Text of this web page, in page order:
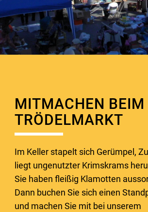
MITMACHEN BEIM
TRÖDELMARKT
Im Keller stapelt sich Gerümpel,
liegt ungenutzter Krimskrams
Sie haben fleißig Klamotten
Dann buchen Sie sich einen
und machen Sie mit bei unserem